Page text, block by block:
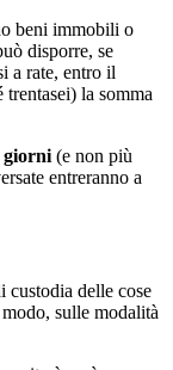
beni immobili o
disporre, se
a rate, entro il
trentasei) la somma
giorni (e non più
entreranno a
custodia delle cose
sulle modalità